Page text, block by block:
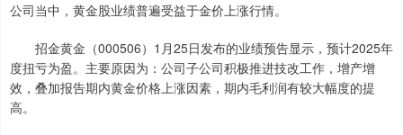
公司当中，黄金股业绩普遍受益于金价上涨行情。
招金黄金（000506）1月25日发布的业绩预告显示，预计2025年
度扭亏为盈。主要原因为：公司子公司积极推进技改工作，增产增
效，叠加报告期内黄金价格上涨因素，期内毛利润有较大幅度的提
高。